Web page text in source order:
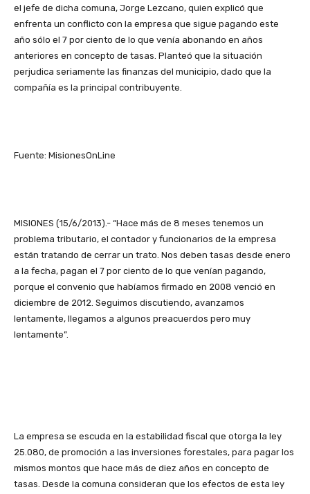
el jefe de dicha comuna, Jorge Lezcano, quien explicó que
enfrenta un conflicto con la empresa que sigue pagando este
año sólo el 7 por ciento de lo que venía abonando en años
anteriores en concepto de tasas. Planteó que la situación
perjudica seriamente las finanzas del municipio, dado que la
compañía es la principal contribuyente.
Fuente: MisionesOnLine
MISIONES (15/6/2013).- “Hace más de 8 meses tenemos un
problema tributario, el contador y funcionarios de la empresa
están tratando de cerrar un trato. Nos deben tasas desde enero
a la fecha, pagan el 7 por ciento de lo que venían pagando,
porque el convenio que habíamos firmado en 2008 venció en
diciembre de 2012. Seguimos discutiendo, avanzamos
lentamente, llegamos a algunos preacuerdos pero muy
lentamente”.
La empresa se escuda en la estabilidad fiscal que otorga la ley
25.080, de promoción a las inversiones forestales, para pagar los
mismos montos que hace más de diez años en concepto de
tasas. Desde la comuna consideran que los efectos de esta ley